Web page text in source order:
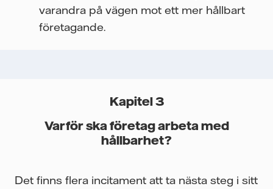
varandra på vägen mot ett mer hållbart
företagande.
Kapitel 3
Varför ska företag arbeta med
hållbarhet?
Det finns flera incitament att ta nästa steg i sitt